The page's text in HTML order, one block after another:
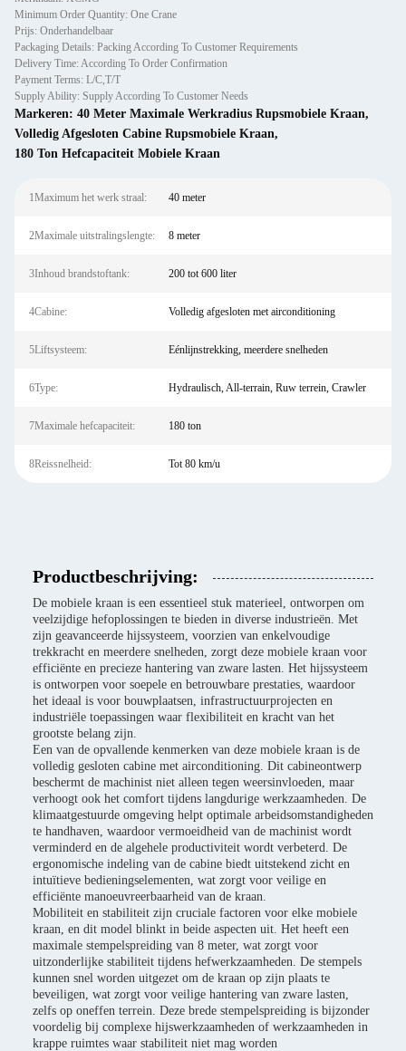
Minimum Order Quantity: One Crane
Prijs: Onderhandelbaar
Packaging Details: Packing According To Customer Requirements
Delivery Time: According To Order Confirmation
Payment Terms: L/C,T/T
Supply Ability: Supply According To Customer Needs
Markeren: 40 Meter Maximale Werkradius Rupsmobiele Kraan,
Volledig Afgesloten Cabine Rupsmobiele Kraan,
180 Ton Hefcapaciteit Mobiele Kraan
1Maximum het werk straal: 40 meter
2Maximale uitstralingslengte: 8 meter
3Inhoud brandstoftank: 200 tot 600 liter
4Cabine: Volledig afgesloten met airconditioning
5Liftsysteem: Eénlijnstrekking, meerdere snelheden
6Type: Hydraulisch, All-terrain, Ruw terrein, Crawler
7Maximale hefcapaciteit: 180 ton
8Reissnelheid: Tot 80 km/u
Productbeschrijving:
De mobiele kraan is een essentieel stuk materieel, ontworpen om
veelzijdige hefoplossingen te bieden in diverse industrieën. Met
zijn geavanceerde hijssysteem, voorzien van enkelvoudige
trekkracht en meerdere snelheden, zorgt deze mobiele kraan voor
efficiënte en precieze hantering van zware lasten. Het hijssysteem
is ontworpen voor soepele en betrouwbare prestaties, waardoor
het ideaal is voor bouwplaatsen, infrastructuurprojecten en
industriële toepassingen waar flexibiliteit en kracht van het
grootste belang zijn.
Een van de opvallende kenmerken van deze mobiele kraan is de
volledig gesloten cabine met airconditioning. Dit cabineontwerp
beschermt de machinist niet alleen tegen weersinvloeden, maar
verhoogt ook het comfort tijdens langdurige werkzaamheden. De
klimaatgestuurde omgeving helpt optimale arbeidsomstandigheden
te handhaven, waardoor vermoeidheid van de machinist wordt
verminderd en de algehele productiviteit wordt verbeterd. De
ergonomische indeling van de cabine biedt uitstekend zicht en
intuïtieve bedieningselementen, wat zorgt voor veilige en
efficiënte manoeuvreerbaarheid van de kraan.
Mobiliteit en stabiliteit zijn cruciale factoren voor elke mobiele
kraan, en dit model blinkt in beide aspecten uit. Het heeft een
maximale stempelspreiding van 8 meter, wat zorgt voor
uitzonderlijke stabiliteit tijdens hefwerkzaamheden. De stempels
kunnen snel worden uitgezet om de kraan op zijn plaats te
beveiligen, wat zorgt voor veilige hantering van zware lasten,
zelfs op oneffen terrein. Deze brede stempelspreiding is bijzonder
voordelig bij complexe hijswerkzaamheden of werkzaamheden in
krappe ruimtes waar stabiliteit niet mag worden